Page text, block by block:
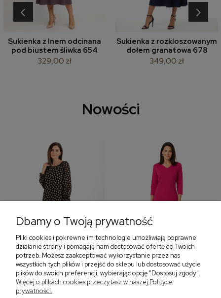
Sukienka z lnem odcinana
pod biustem śliwka 654
329,00 zł
Sukienka z rozkloszowanym
dołem granatowa 678
349,00 zł
‹ ›
Nowości
Sukienka z falbaną i
bufiastym rękawem w
Sukienka z dekoltem w
‹
Dbamy o Twoją prywatność
Pliki cookies i pokrewne im technologie umożliwiają poprawne
działanie strony i pomagają nam dostosować ofertę do Twoich
potrzeb. Możesz zaakceptować wykorzystanie przez nas
wszystkich tych plików i przejść do sklepu lub dostosować użycie
plików do swoich preferencji, wybierając opcję "Dostosuj zgody".
Więcej o plikach cookies przeczytasz w naszej Polityce
prywatności.